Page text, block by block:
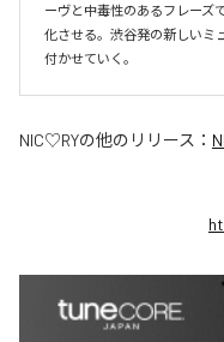
ーヴと中毒性のあるフレーズ
化させる。渋谷発の新しいミ
付かせていく。
NIC♡RYの他のリリース：